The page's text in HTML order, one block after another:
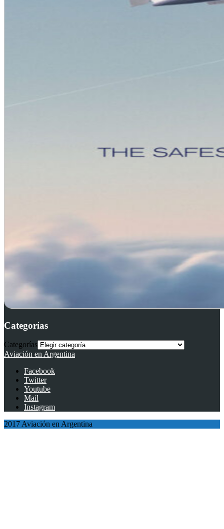
Categorías
Categorías
Aviación en Argentina
Facebook
Twitter
Youtube
Mail
Instagram
2017 Aviación en Argentina